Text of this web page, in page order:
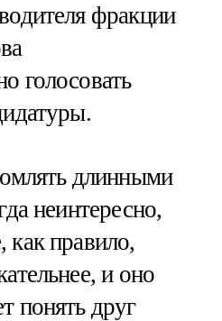
фракции
голосовать
длинными
неинтересно,
правило,
и оно
понять друг